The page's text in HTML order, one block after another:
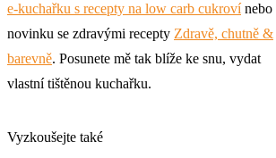
e-kuchařku s recepty na low carb cukrovínebo
novinku se zdravými recepty Zdravě, chutně &
barevně. Posunete mě tak blíže ke snu, vydat
vlastní tištěnou kuchařku.
Vyzkoušejte také